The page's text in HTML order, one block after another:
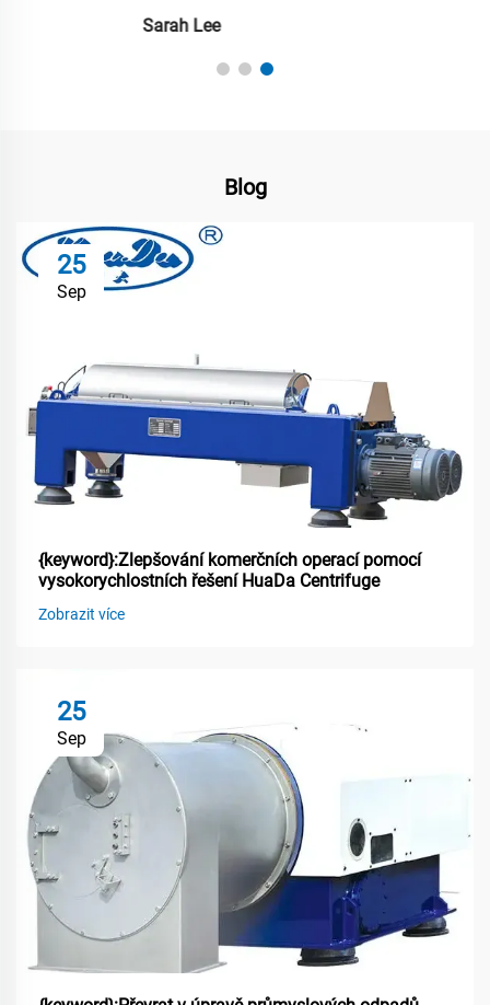
Michael Smith
Blog
25
Sep
{keyword}:Zlepšování komerčních operací pomocí
vysokorychlostních řešení HuaDa Centrifuge
Zobrazit více
25
Sep